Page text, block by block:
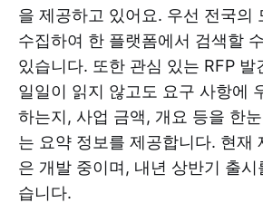
을 제공하고 있어요. 우선 전국의
수집하여 한 플랫폼에서 검색할
있습니다. 또한 관심 있는 RFP 발
일일이 읽지 않고도 요구 사항에
하는지, 사업 금액, 개요 등을 한
는 요약 정보를 제공합니다. 현재
은 개발 중이며, 내년 상반기 출시
습니다.